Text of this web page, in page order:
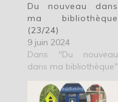
Du nouveau dans
ma bibliothèque
(23/24)
9 juin 2024
Dans "Du nouveau
dans ma bibliothèque"